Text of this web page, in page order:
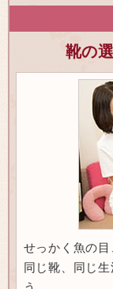
靴の
せっかく魚の目
同じ靴、同じ